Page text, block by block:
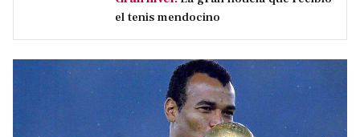
el tenis mendocino